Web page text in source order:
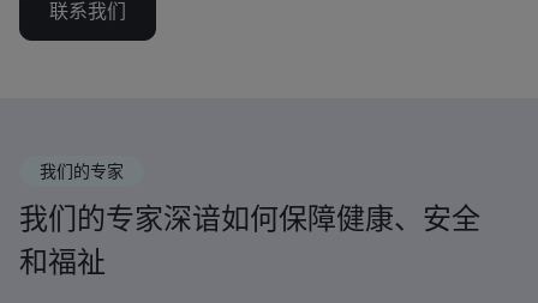
联系我们
我们的专家
我们的专家深谙如何保障健康、安全
和福祉